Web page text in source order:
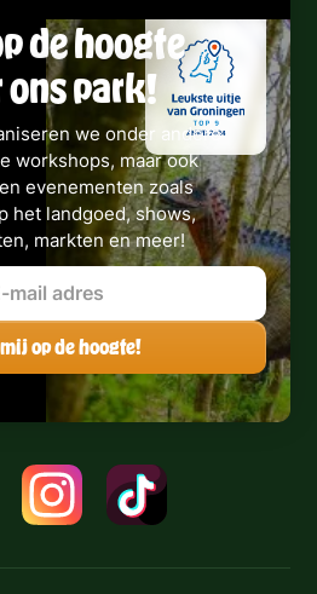
de hoogte
ons park!
we onder andere
workshops, maar ook
evenementen zoals
het landgoed, shows,
markten en meer!